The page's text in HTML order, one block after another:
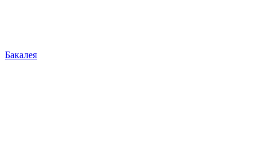
Бакалея